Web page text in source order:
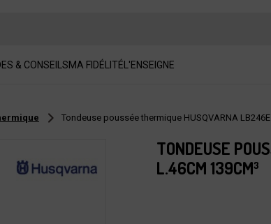
& CONSEILSMA FIDÉLITÉL'ENSEIGNE
Tondeuse poussée thermique HUSQVARNA
TONDEUSE
L.46CM 139CM³